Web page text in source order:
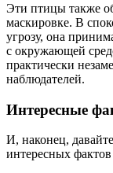
Эти птицы также
маскировке. В
угрозу, она
с окружающей
практически
наблюдателей.
Интересные
И, наконец,
интересных